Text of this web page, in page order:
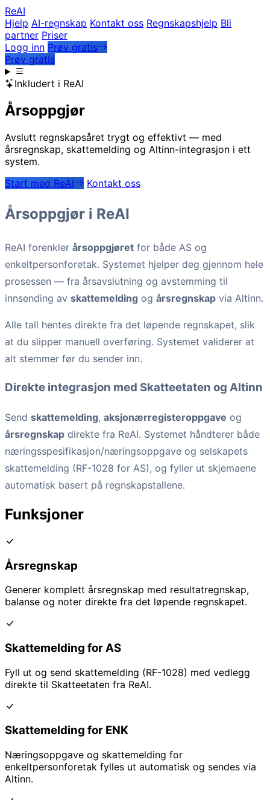
ReAI
Hjelp AI-regnskap Kontakt oss Regnskapshjelp Bli
partner Priser
Logg inn Prøv gratis
Prøv gratis
Inkludert i ReAI
Årsoppgjør
Avslutt regnskapsåret trygt og effektivt — med
årsregnskap, skattemelding og Altinn-integrasjon i ett
system.
Start med ReAI
Kontakt oss
Årsoppgjør i ReAI
ReAI forenkler årsoppgjøret for både AS og
enkeltpersonforetak. Systemet hjelper deg gjennom hele
prosessen — fra årsavslutning og avstemming til
innsending av skattemelding og årsregnskap via Altinn.
Alle tall hentes direkte fra det løpende regnskapet, slik
at du slipper manuell overføring. Systemet validerer at
alt stemmer før du sender inn.
Direkte integrasjon med Skatteetaten og Altinn
Send skattemelding, aksjonærregisteroppgave og
årsregnskap direkte fra ReAI. Systemet håndterer både
næringsspesifikasjon/næringsoppgave og selskapets
skattemelding (RF-1028 for AS), og fyller ut skjemaene
automatisk basert på regnskapstallene.
Funksjoner
Årsregnskap
Generer komplett årsregnskap med resultatregnskap,
balanse og noter direkte fra det løpende regnskapet.
Skattemelding for AS
Fyll ut og send skattemelding (RF-1028) med vedlegg
direkte til Skatteetaten fra ReAI.
Skattemelding for ENK
Næringsoppgave og skattemelding for
enkeltpersonforetak fylles ut automatisk og sendes via
Altinn.